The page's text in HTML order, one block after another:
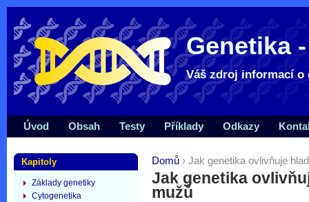
Genetika
Váš zdroj informací o
Domů › Jak genetika ovlivňuje
Jak genetika
mužů
Úvod Obsah Testy Příklady Odkazy
Kapitoly
Základy genetiky
Cytogenetika